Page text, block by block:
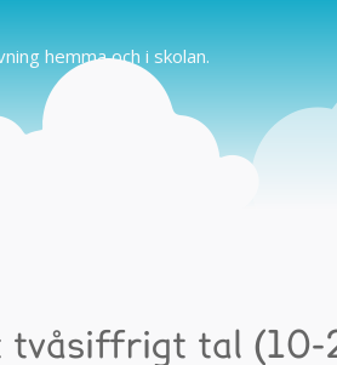
hemma och i skolan.
tvåsiffrigt tal (10-